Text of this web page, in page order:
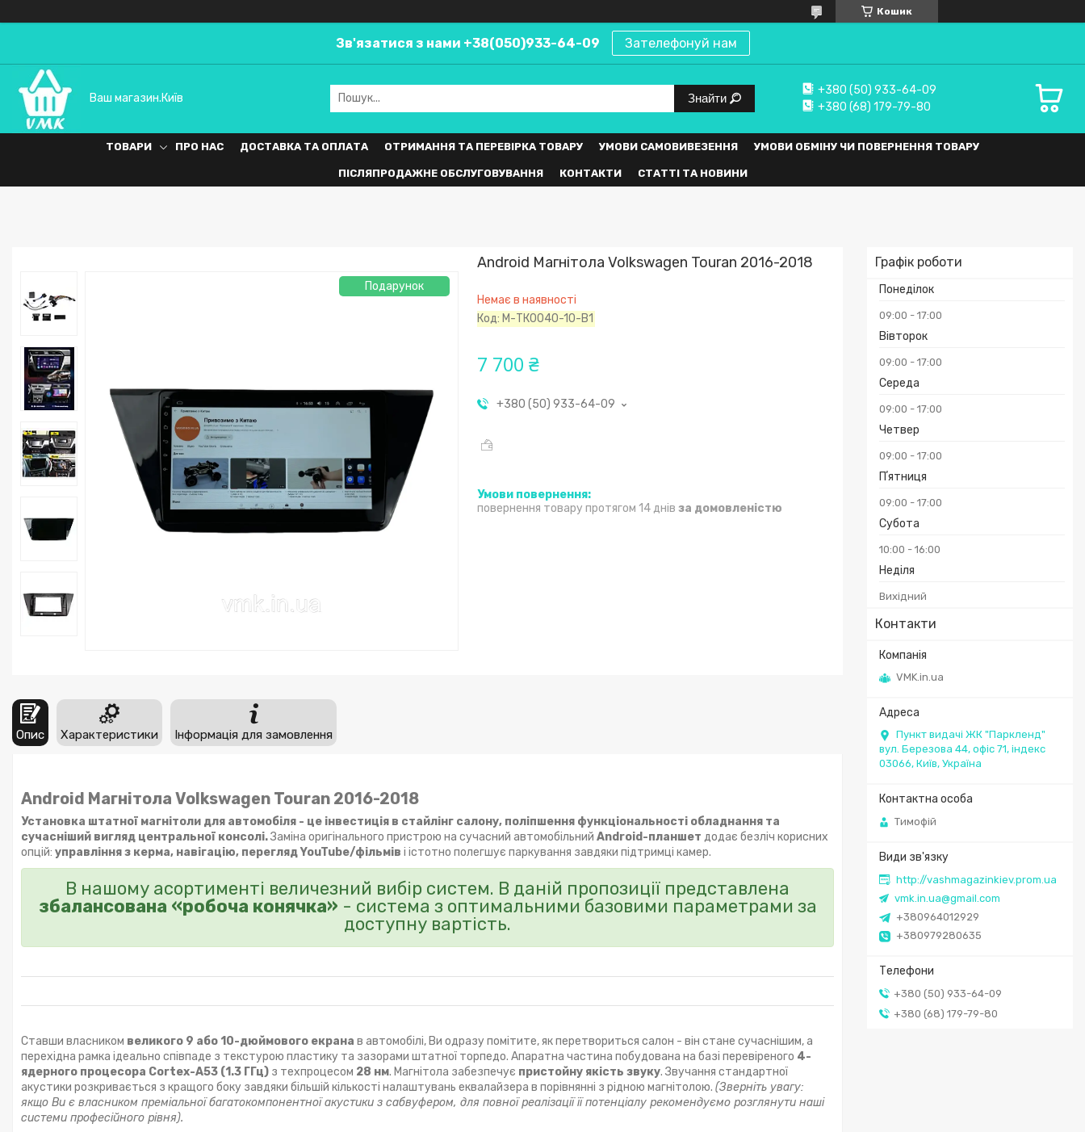
Кошик
Зв'язатися з нами +38(050)933-64-09 Зателефонуй нам
Ваш магазин.Київ Знайти
+380 (50) 933-64-09
+380 (68) 179-79-80
ТОВАРИ ПРО НАС ДОСТАВКА ТА ОПЛАТА ОТРИМАННЯ ТА ПЕРЕВІРКА ТОВАРУ УМОВИ САМОВИВЕЗЕННЯ УМОВИ ОБМІНУ ЧИ ПОВЕРНЕННЯ ТОВАРУ
ПІСЛЯПРОДАЖНЕ ОБСЛУГОВУВАННЯ КОНТАКТИ СТАТТІ ТА НОВИНИ
Графік роботи
Понеділок
09:00 17:00
Вівторок
09:00 17:00
Середа
09:00 17:00
Четвер
09:00 17:00
Пʼятниця
09:00 17:00
Субота
10:00 16:00
Неділя
Вихідний
Контакти
VMK.in.ua
Пункт видачі ЖК "Паркленд"
вул. Березова 44, офіс 71, індекс
03066, Київ, Україна
Тимофій
http://vashmagazinkiev.prom.ua
vmk.in.ua@gmail.com
+380964012929
+380979280635
+380 (50) 933-64-09
+380 (68) 179-79-80
Подарунок
Android Магнітола Volkswagen Touran 2016-2018
Немає в наявності
Код: М-ТК0040-10-В1
7 700 ₴
+380 (50) 933-64-09
повернення товару протягом 14 днів за домовленістю
Опис Характеристики Інформація для замовлення
Android Магнітола Volkswagen Touran 2016-2018
Установка штатної магнітоли для автомобіля - це інвестиція в стайлінг салону, поліпшення функціональності обладнання та
сучасніший вигляд центральної консолі.Заміна оригінального пристрою на сучасний автомобільний Android-планшет додає безліч корисних
опцій: управління з керма, навігацію, перегляд YouTube/фільмів і істотно полегшує паркування завдяки підтримці камер.
В нашому асортименті величезний вибір систем. В даній пропозиції представлена
збалансована «робоча конячка» - система з оптимальними базовими параметрами за
доступну вартість.
Ставши власником великого 9 або 10-дюймового екрана в автомобілі, Ви одразу помітите, як перетвориться салон - він стане сучаснішим, а
перехідна рамка ідеально співпаде з текстурою пластику та зазорами штатної торпедо. Апаратна частина побудована на базі перевіреного 4-
ядерного процесора Cortex-A53 (1.3 ГГц) з техпроцесом 28 нм. Магнітола забезпечує пристойну якість звуку. Звучання стандартної
акустики розкривається з кращого боку завдяки більшій кількості налаштувань еквалайзера в порівнянні з рідною магнітолою. (Зверніть увагу:
якщо Ви є власником преміальної багатокомпонентної акустики з сабвуфером, для повної реалізації її потенціалу рекомендуємо розглянути наші
системи професійного рівня).